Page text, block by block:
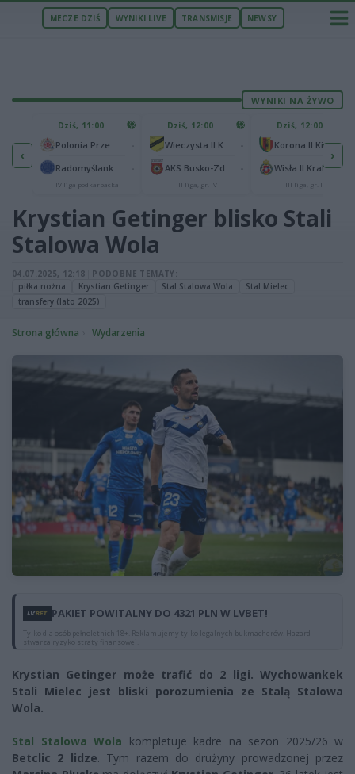
MECZE DZIŚ WYNIKI LIVE TRANSMISJE NEWSY
WYNIKI NA ŻYWO
‹
1
1
Dziś, 11:00
IV liga podkarpacka
Dziś, 12:00
III liga, gr. IV
Dziś, 12:00
Korona II Kielce
Wisła II Kraków
III liga, gr. IV
›
Krystian Getinger blisko Stali
Stalowa Wola
04.07.2025, 12:18
PODOBNE TEMATY:
piłka nożna
Krystian Getinger Stal Stalowa Wola
Stal Mielec
transfery (lato 2025)
Strona główna Wydarzenia
PAKIET POWITALNY DO 4321 PLN W LVBET!
Tylko dla osób pełnoletnich 18+. Reklamujemy tylko legalnych bukmacherów. Hazard
stwarza ryzyko straty finansowej.
Krystian Getinger może trafić do 2 ligi. Wychowankek
Stali Mielec jest bliski porozumienia ze Stalą Stalowa
Wola.
Stal Stalowa Wola kompletuje kadre na sezon 2025/26 w
Betclic 2 lidze. Tym razem do drużyny prowadzonej przez